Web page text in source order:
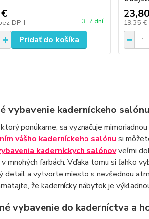
DPH 3-7 dní
Pridať do košíka
19,35 €
vybavenie kaderníckeho salónu
ponúkame, sa vyznačuje
vášho kaderníckeho salónu si
kaderníckych salónovveľmi
mnohých farbách. Vďaka tomu si ľahko
detail a vytvorte miesto s nevšednou
že kadernícky nábytok je
vybavenie do kaderníctva a